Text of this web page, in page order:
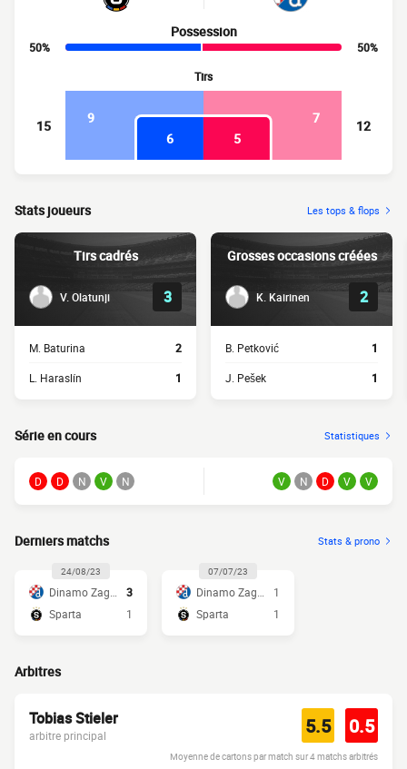
Possession
50%
50%
Tirs
15 9
7
6
5
12
Stats joueurs Les tops & flops
Tirs cadrés
V. Olatunji 3
M. Baturina 2
L. Haraslín 1
Grosses occasions créées
K. Kairinen 2
B. Petković 1
J. Pešek 1
Série en cours Statistiques
D D N V N V N D V V
Derniers matchs Stats & prono
24/08/23
3
Sparta
1
07/07/23
1
Sparta
1
Arbitres
Tobias Stieler
arbitre principal 5.5 0.5
Moyenne de cartons par match sur 4 matchs arbitrés